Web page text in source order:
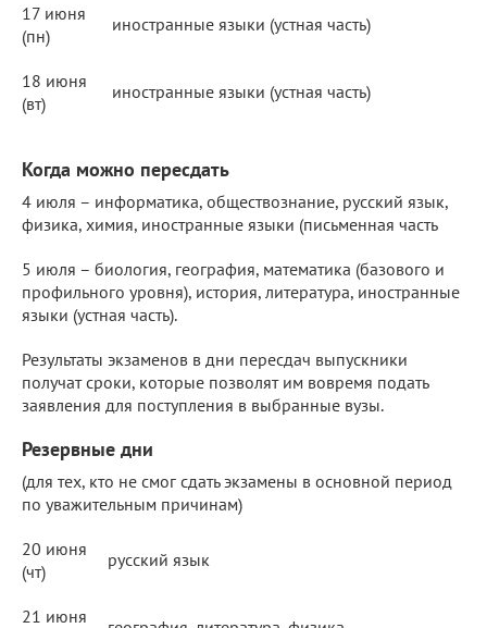
17 июня
(пн)
иностранные языки (устная часть)
18 июня
(вт)
иностранные языки (устная часть)
Когда можно пересдать
4 июля – информатика, обществознание, русский язык,
физика, химия, иностранные языки (письменная часть
5 июля – биология, география, математика (базового и
профильного уровня), история, литература, иностранные
языки (устная часть).
Результаты экзаменов в дни пересдач выпускники
получат сроки, которые позволят им вовремя подать
заявления для поступления в выбранные вузы.
Резервные дни
(для тех, кто не смог сдать экзамены в основной период
по уважительным причинам)
20 июня
(чт)
русский язык
21 июня